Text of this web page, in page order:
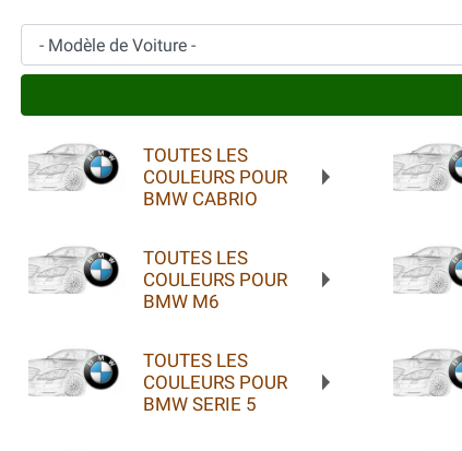
Modèle de Voiture
TOUTES LES
COULEURS POUR
BMW CABRIO
TOUTES LES
COULEURS POUR
BMW M6
TOUTES LES
COULEURS POUR
BMW SERIE 5